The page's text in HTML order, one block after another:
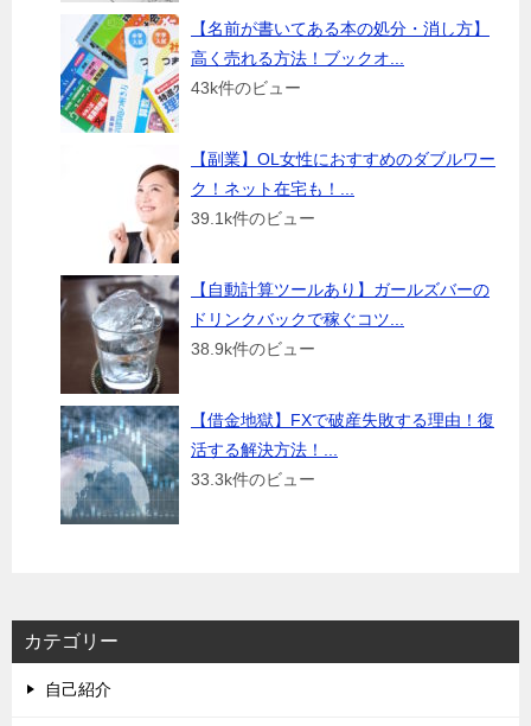
【名前が書いてある本の処分・消し方】
高く売れる方法！ブックオ...
43k件のビュー
【副業】OL女性におすすめのダブルワー
ク！ネット在宅も！...
39.1k件のビュー
【自動計算ツールあり】ガールズバーの
ドリンクバックで稼ぐコツ...
38.9k件のビュー
【借金地獄】FXで破産失敗する理由！復
活する解決方法！...
33.3k件のビュー
カテゴリー
自己紹介